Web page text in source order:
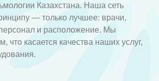
Казахстана. Наша сеть
— только лучшее: врачи,
и расположение. Мы
что касается качества наших услуг,